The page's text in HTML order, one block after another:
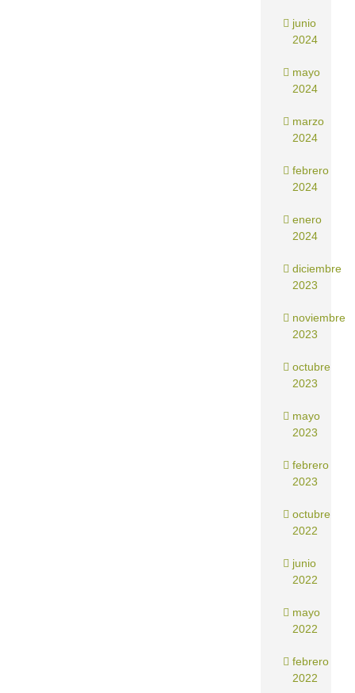
junio
2024
mayo
2024
marzo
2024
febrero
2024
enero
2024
diciembre
2023
noviembre
2023
octubre
2023
mayo
2023
febrero
2023
octubre
2022
junio
2022
mayo
2022
febrero
2022